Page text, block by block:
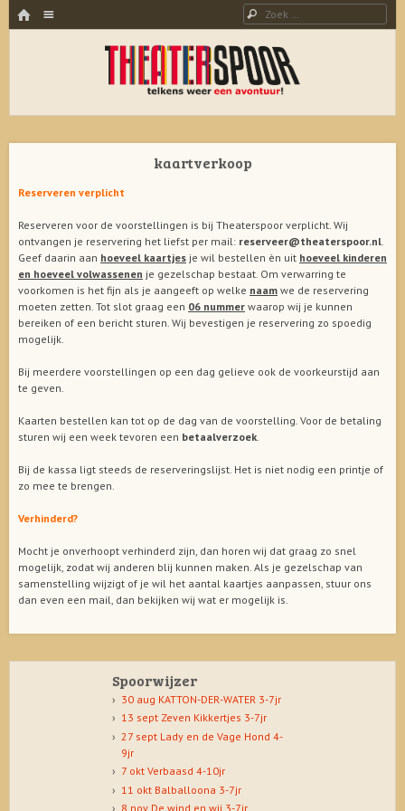
HOME Zoeken
THEATERSPOOR
kaartverkoop
Reserveren verplicht
Reserveren voor de voorstellingen is bij Theaterspoor verplicht. Wij
ontvangen je reservering het liefst per mail: reserveer@theaterspoor.nl.
Geef daarin aan hoeveel kaartjes je wil bestellen èn uit hoeveel kinderen
en hoeveel volwassenen je gezelschap bestaat. Om verwarring te
voorkomen is het fijn als je aangeeft op welke naam we de reservering
moeten zetten. Tot slot graag een 06 nummer waarop wij je kunnen
bereiken of een bericht sturen. Wij bevestigen je reservering zo spoedig
mogelijk.
Bij meerdere voorstellingen op een dag gelieve ook de voorkeurstijd aan
te geven.
Kaarten bestellen kan tot op de dag van de voorstelling. Voor de betaling
sturen wij een week tevoren een betaalverzoek.
Bij de kassa ligt steeds de reserveringslijst. Het is niet nodig een printje of
zo mee te brengen.
Verhinderd?
Mocht je onverhoopt verhinderd zijn, dan horen wij dat graag zo snel
mogelijk, zodat wij anderen blij kunnen maken. Als je gezelschap van
samenstelling wijzigt of je wil het aantal kaartjes aanpassen, stuur ons
dan even een mail, dan bekijken wij wat er mogelijk is.
Spoorwijzer
30 aug KATTON-DER-WATER 3-7jr
13 sept Zeven Kikkertjes 3-7jr
27 sept Lady en de Vage Hond 4-
9jr
7 okt Verbaasd 4-10jr
11 okt Balballoona 3-7jr
8 nov De wind en wij 3-7jr